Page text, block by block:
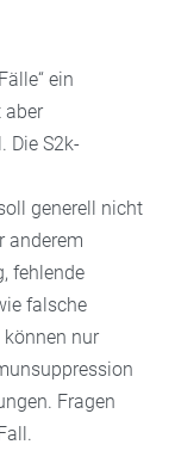
ein
aber
Die S2k-
generell nicht
anderem
fehlende
falsche
können nur
Fragen